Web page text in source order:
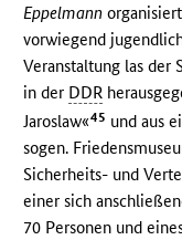
Eppelmann
vorwiegend
Veranstaltung las
in der DDR
Jaroslaw«45 und aus
sogen.
Sicherheits- und
einer sich
70 Personen und